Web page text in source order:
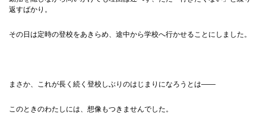
返すばかり。
その日は定時の登校をあきらめ、途中から学校へ行かせることにしました。
まさか、これが長く続く登校しぶりのはじまりになろうとは――
このときのわたしには、想像もつきませんでした。